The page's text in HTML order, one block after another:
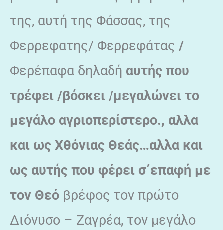
της, αυτή της Φάσσας, της
Φερρεφατης/ Φερρεφάτας /
Φερέπαφα δηλαδή αυτής που
τρέφει /βόσκει /μεγαλώνει το
μεγάλο αγριοπερίστερο., αλλα
και ως Χθόνιας Θεάς…αλλα και
ως αυτής που φέρει σ΄επαφή με
τον Θεό βρέφος τον πρώτο
Διόνυσο – Ζαγρέα, τον μεγάλο